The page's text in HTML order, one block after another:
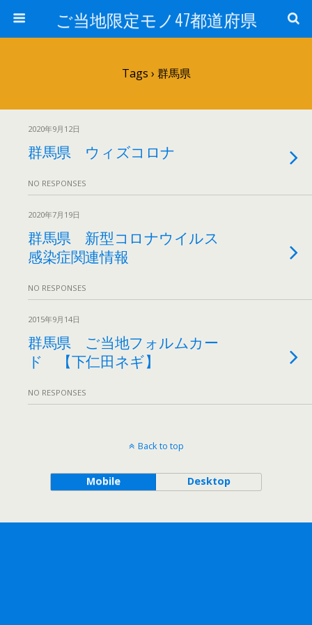
ご当地限定モノ47都道府県
Tags › 群馬県
2020年9月12日
群馬県 ウィズコロナ
NO RESPONSES
2020年7月19日
群馬県 新型コロナウイルス
感染症関連情報
NO RESPONSES
2015年9月14日
群馬県 ご当地フォルムカー
ド 【下仁田ネギ】
NO RESPONSES
Back to top
Mobile Desktop